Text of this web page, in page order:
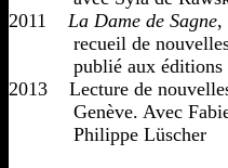
2011
La Dame de Sagne,
recueil de
publié aux
2013    Lecture de
Genève. Avec
            Philippe Lüscher